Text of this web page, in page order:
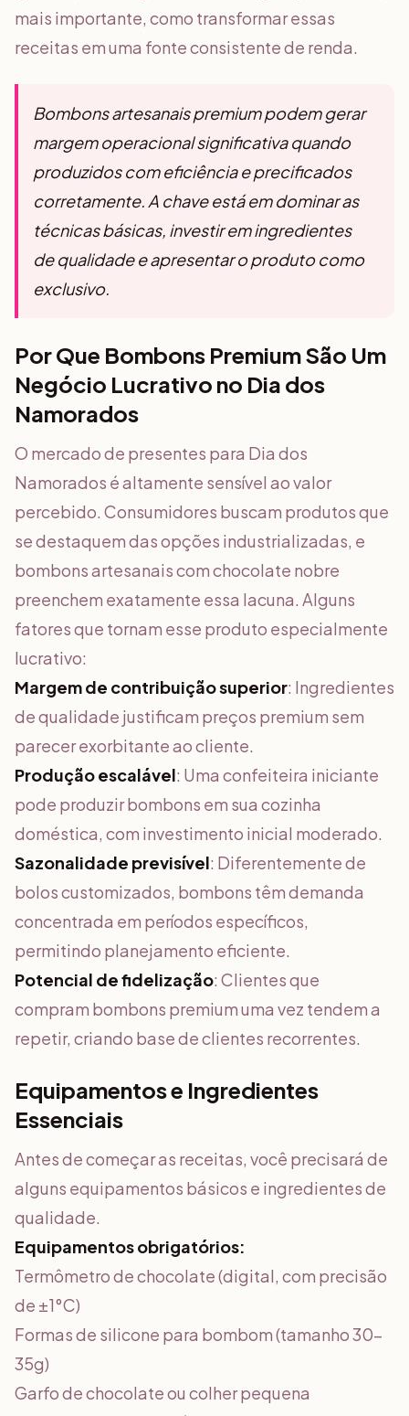
mais importante, como transformar essas
receitas em uma fonte consistente de renda.
Bombons artesanais premium podem gerar
margem operacional significativa quando
produzidos com eficiência e precificados
corretamente. A chave está em dominar as
técnicas básicas, investir em ingredientes
de qualidade e apresentar o produto como
exclusivo.
Por Que Bombons Premium São Um
Negócio Lucrativo no Dia dos
Namorados
O mercado de presentes para Dia dos
Namorados é altamente sensível ao valor
percebido. Consumidores buscam produtos que
se destaquem das opções industrializadas, e
bombons artesanais com chocolate nobre
preenchem exatamente essa lacuna. Alguns
fatores que tornam esse produto especialmente
lucrativo:
Margem de contribuição superior: Ingredientes
de qualidade justificam preços premium sem
parecer exorbitante ao cliente.
Produção escalável: Uma confeiteira iniciante
pode produzir bombons em sua cozinha
doméstica, com investimento inicial moderado.
Sazonalidade previsível: Diferentemente de
bolos customizados, bombons têm demanda
concentrada em períodos específicos,
permitindo planejamento eficiente.
Potencial de fidelização: Clientes que
compram bombons premium uma vez tendem a
repetir, criando base de clientes recorrentes.
Equipamentos e Ingredientes
Essenciais
Antes de começar as receitas, você precisará de
alguns equipamentos básicos e ingredientes de
qualidade.
Equipamentos obrigatórios:
Termômetro de chocolate (digital, com precisão
de ±1°C)
Formas de silicone para bombom (tamanho 30-
35g)
Garfo de chocolate ou colher pequena